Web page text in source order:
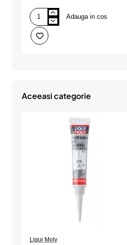
Soluţie
Liqui
Moly
îndepărtare
Adauga in cos
Aceeasi categorie
Liqui Moly